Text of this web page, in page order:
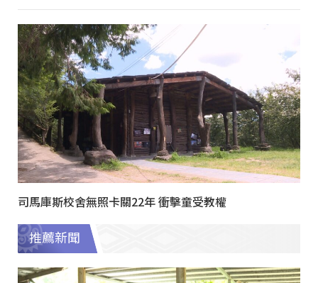
司馬庫斯校舍無照卡關22年 衝擊童受教權
推薦新聞